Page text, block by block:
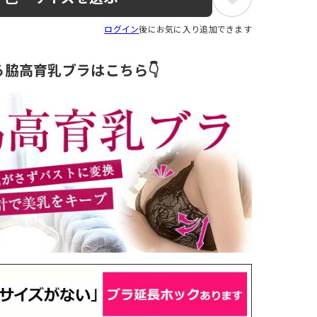
ログイン後にお気に入り追加できます
高育乳ブラはこちら👇